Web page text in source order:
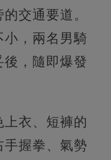
交通要道。
，兩名男騎
，隨即爆發
衣、短褲的
握拳、氣勢